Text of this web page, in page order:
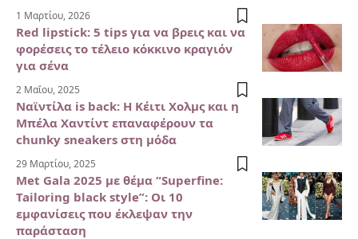
1 Μαρτίου, 2026
Red lipstick: 5 tips για να βρεις και να
φορέσεις το τέλειο κόκκινο κραγιόν
για σένα
2 Μαΐου, 2025
Ναϊντίλα is back: Η Κέιτι Χολμς και η
Μπέλα Χαντίντ επαναφέρουν τα
chunky sneakers στη μόδα
29 Μαρτίου, 2025
Met Gala 2025 με θέμα “Superfine:
Tailoring black style”: Oι 10
εμφανίσεις που έκλεψαν την
παράσταση